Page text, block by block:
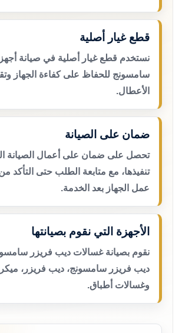
قطع غيار أصلية
نستخدم قطع غيار أصلية في صيانة
سامسونج للحفاظ على كفاءة الجهاز
الأعطال.
ضمان على الصيانة
تحصل على ضمان على أعمال الصيانة
تنفيذها، مع متابعة الطلب حتى التأكد
عمل الجهاز بعد الخدمة.
الأجهزة التي نقوم بصيانتها
نقوم بصيانة غسالات ديب فريزر
ديب فريزر سامسونج، ديب فريزر،
وغسالات أطباق.